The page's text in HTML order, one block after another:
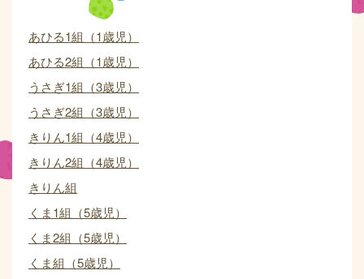
あひる1組（1歳児）
あひる2組（1歳児）
うさぎ1組（3歳児）
うさぎ2組（3歳児）
きりん1組（4歳児）
きりん2組（4歳児）
きりん組
くま1組（5歳児）
くま2組（5歳児）
くま組（5歳児）